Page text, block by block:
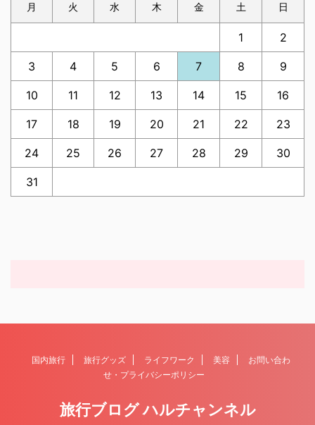
月 火 水 木 金 土 日
1 2
3 4 5 6 7 8 9
10 11 12 13 14 15 16
17 18 19 20 21 22 23
24 25 26 27 28 29 30
31
国内旅行 旅行グッズ ライフワーク 美容
お問い合わ
せ・プライバシーポリシー
旅行ブログ ハルチャンネル